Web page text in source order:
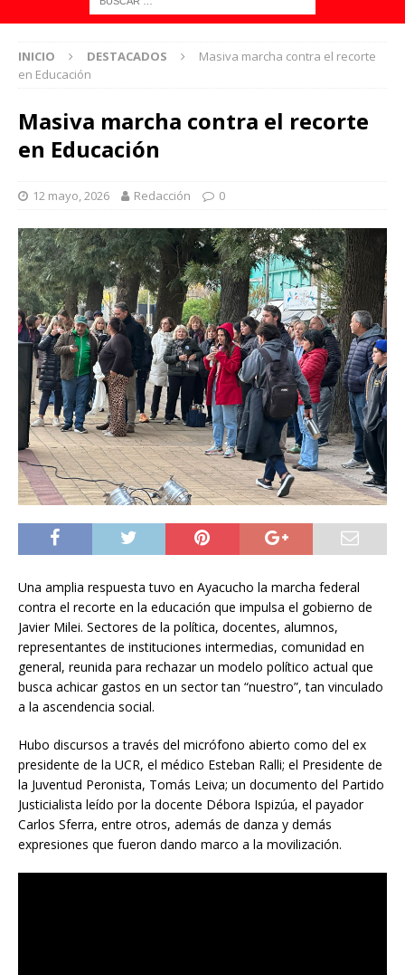
INICIO DESTACADOS
Masiva marcha contra el recorte
en Educación
Masiva marcha contra el recorte
en Educación
12 mayo, 2026 Redacción 0
Una amplia respuesta tuvo en Ayacucho la marcha federal
contra el recorte en la educación que impulsa el gobierno de
Javier Milei. Sectores de la política, docentes, alumnos,
representantes de instituciones intermedias, comunidad en
general, reunida para rechazar un modelo político actual que
busca achicar gastos en un sector tan “nuestro”, tan vinculado
a la ascendencia social.
Hubo discursos a través del micrófono abierto como del ex
presidente de la UCR, el médico Esteban Ralli; el Presidente de
la Juventud Peronista, Tomás Leiva; un documento del Partido
Justicialista leído por la docente Débora Ispizúa, el payador
Carlos Sferra, entre otros, además de danza y demás
expresiones que fueron dando marco a la movilización.